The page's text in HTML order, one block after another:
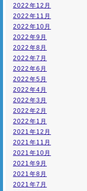
2022年12月
2022年11月
2022年10月
2022年9月
2022年8月
2022年7月
2022年6月
2022年5月
2022年4月
2022年3月
2022年2月
2022年1月
2021年12月
2021年11月
2021年10月
2021年9月
2021年8月
2021年7月